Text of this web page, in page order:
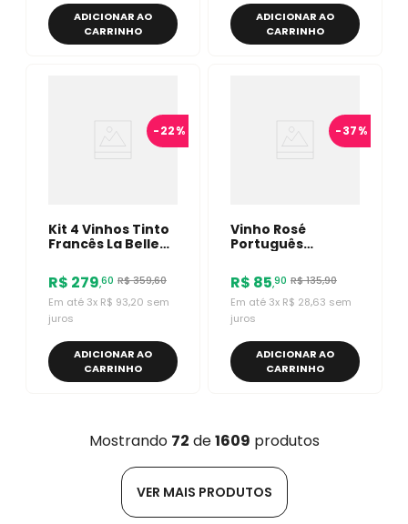
ADICIONAR AO
CARRINHO
ADICIONAR AO
CARRINHO
-22%
Kit 4 Vinhos Tinto
Francês La Belle
750ml
R$ 279,60 R$359,60
Em até 3x R$ 93,20 sem
juros
ADICIONAR AO
CARRINHO
-37%
Vinho Rosé
Português
Miguel Colheita
Selecionada
750ml
R$ 85,90 R$135,90
Em até 3x R$ 28,63 sem
juros
ADICIONAR AO
CARRINHO
Mostrando 72 de1609 produtos